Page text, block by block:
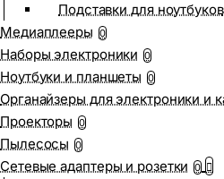
Подставки для ноутбуков
Медиаплееры 0
Наборы электроники 0
Ноутбуки и планшеты 0
Органайзеры для электроники и
Проекторы 0
Пылесосы 0
Сетевые адаптеры и розетки 0